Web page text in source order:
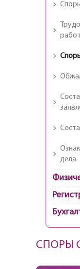
дела
СПОРЫ